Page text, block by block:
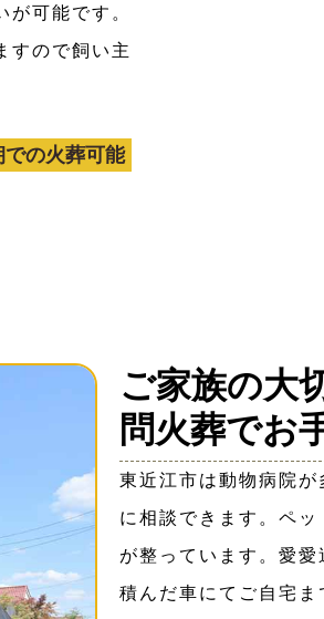
可能です。
すので飼い主
の火葬可能
ご家族の大
問火葬でお
東近江市は動物病院
に相談できます。ペ
が整っています。愛
積んだ車にてご自宅